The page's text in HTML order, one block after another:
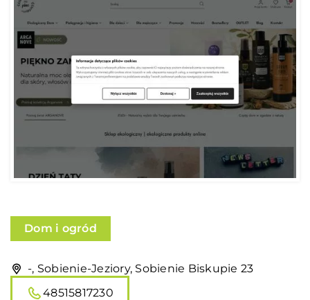
Dom i ogród
-, Sobienie-Jeziory, Sobienie Biskupie 23
48515817230